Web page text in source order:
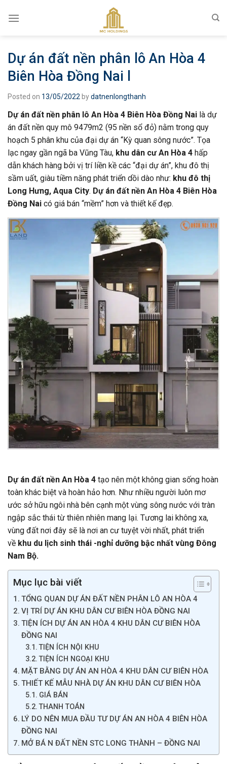
Dự án đất nền phân lô An Hòa 4
Biên Hòa Đồng Nai l
Posted on 13/05/2022 bydatnenlongthanh
Dự án đất nền phân lô An Hòa 4 Biên Hòa Đồng Nai là dự
án đất nền quy mô 9479m2 (95 nền sổ đỏ) nằm trong quy
hoạch 5 phân khu của đại dự án “Kỳ quan sông nước”. Tọa
lạc ngay gần ngã ba Vũng Tàu, khu dân cư An Hòa 4 hấp
dẫn khách hàng bởi vị trí liền kề các “đại dự án”, khu đô thị
sầm uất, giàu tiềm năng phát triển dồi dào như: khu đô thị
Long Hưng, Aqua City. Dự án đất nền An Hòa 4 Biên Hòa
Đồng Nai có giá bán “mềm” hơn và thiết kế đẹp.
Dự án đất nền An Hòa 4 tạo nên một không gian sống hoàn
toàn khác biệt và hoàn hảo hơn. Như nhiều người luôn mơ
ước sở hữu ngôi nhà bên cạnh một vùng sông nước với tràn
ngập sắc thái từ thiên nhiên mang lại. Tương lai không xa,
vùng đất nơi đây sẽ là nơi an cư tuyệt vời nhất, phát triển
về khu du lịch sinh thái -nghỉ dưỡng bậc nhất vùng Đông
Nam Bộ.
Mục lục bài viết
TỔNG QUAN DỰ ÁN ĐẤT NỀN PHÂN LÔ AN HÒA 4
VỊ TRÍ DỰ ÁN KHU DÂN CƯ BIÊN HÒA ĐỒNG NAI
TIỆN ÍCH DỰ ÁN AN HÒA 4 KHU DÂN CƯ BIÊN HÒA
ĐỒNG NAI
TIỆN ÍCH NỘI KHU
TIỆN ÍCH NGOẠI KHU
MẶT BẰNG DỰ ÁN AN HÒA 4 KHU DÂN CƯ BIÊN HÒA
THIẾT KẾ MẪU NHÀ DỰ ÁN KHU DÂN CƯ BIÊN HÒA
GIÁ BÁN
THANH TOÁN
LÝ DO NÊN MUA ĐẦU TƯ DỰ ÁN AN HÒA 4 BIÊN HÒA
ĐỒNG NAI
MỞ BÁ N ĐẤT NỀN STC LONG THÀNH – ĐỒNG NAI